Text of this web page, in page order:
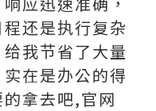
还是执行复杂
我节省了大量
在是办公的得
拿去吧,官网